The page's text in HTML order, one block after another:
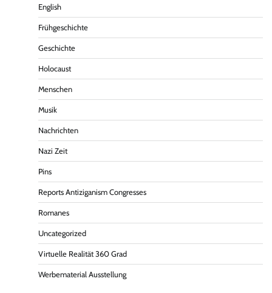
English
Frühgeschichte
Geschichte
Holocaust
Menschen
Musik
Nachrichten
Nazi Zeit
Pins
Reports Antiziganism Congresses
Romanes
Uncategorized
Virtuelle Realität 360 Grad
Werbematerial Ausstellung